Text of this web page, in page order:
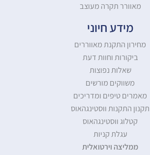
מאוורר תקרה מעוצב
מידע חיוני
מחירון התקנת מאווררים
ביקורות וחוות דעת
שאלות נפוצות
משווקים מורשים
מאמרים טיפים ומדריכים
תקנון התקנות ווסטינגהאוס
קטלוג ווסטינגהאוס
עגלת קניות
ממליצה וירטואלית